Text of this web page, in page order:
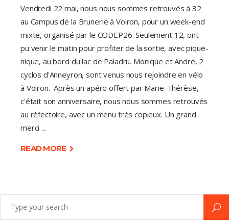
Vendredi 22 mai, nous nous sommes retrouvés à 32
au Campus de la Brunerie à Voiron, pour un week-end
mixte, organisé par le CODEP26. Seulement 12, ont
pu venir le matin pour profiter de la sortie, avec pique-
nique, au bord du lac de Paladru. Monique et André, 2
cyclos d'Anneyron, sont venus nous rejoindre en vélo
à Voiron. Après un apéro offert par Marie-Thérèse,
c'était son anniversaire, nous nous sommes retrouvés
au réfectoire, avec un menu très copieux. Un grand
merci
READ MORE